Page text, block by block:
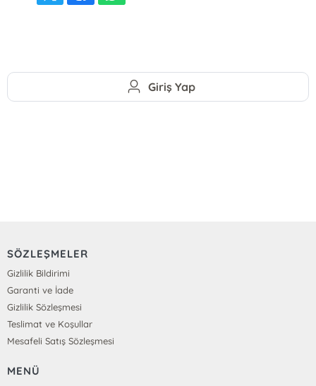
Giriş Yap
SÖZLEŞMELER
Gizlilik Bildirimi
Garanti ve İade
Gizlilik Sözleşmesi
Teslimat ve Koşullar
Mesafeli Satış Sözleşmesi
MENÜ